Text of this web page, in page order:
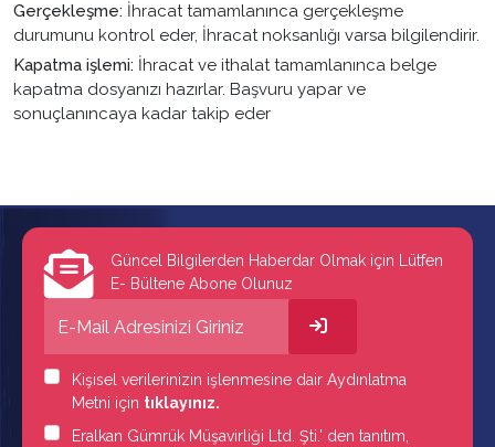
Gerçekleşme: İhracat tamamlanınca gerçekleşme
durumunu kontrol eder, İhracat noksanlığı varsa bilgilendirir.
Kapatma işlemi: İhracat ve ithalat tamamlanınca belge
kapatma dosyanızı hazırlar. Başvuru yapar ve
sonuçlanıncaya kadar takip eder
Güncel Bilgilerden Haberdar Olmak için Lütfen
E- Bültene Abone Olunuz
Kişisel verilerinizin işlenmesine dair Aydınlatma
Metni için tıklayınız.
Eralkan Gümrük Müşavirliği Ltd. Şti.' den tanıtım,